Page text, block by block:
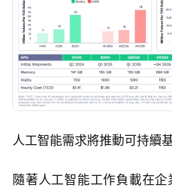
人工智能需求將推動可持續
隨著人工智能工作負載在